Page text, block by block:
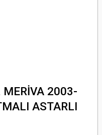
MERİVA 2003-
ASTARLI